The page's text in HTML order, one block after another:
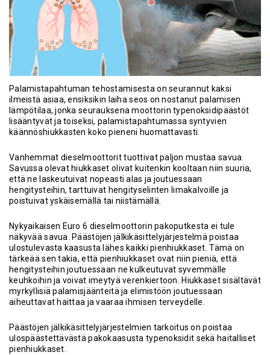
Palamistapahtuman tehostamisesta on seurannut kaksi
ilmeistä asiaa, ensiksikin laiha seos on nostanut palamisen
lämpötilaa, jonka seurauksena moottorin typenoksidipäästöt
lisääntyvät ja toiseksi, palamistapahtumassa syntyvien
käännöshiukkasten koko pieneni huomattavasti.
Vanhemmat dieselmoottorit tuottivat paljon mustaa savua.
Savussa olevat hiukkaset olivat kuitenkin kooltaan niin suuria,
että ne laskeutuivat nopeasti alas ja joutuessaan
hengitysteihin, tarttuivat hengityselinten limakalvoille ja
poistuivat yskäisemällä tai niistämällä.
Nykyaikaisen Euro 6 dieselmoottorin pakoputkesta ei tule
näkyvää savua. Päästöjen jälkikäsittelyjärjestelmä poistaa
ulostulevasta kaasusta lähes kaikki pienhiukkaset. Tämä on
tärkeää sen takia, että pienhiukkaset ovat niin pieniä, että
hengitysteihin joutuessaan ne kulkeutuvat syvemmälle
keuhkoihin ja voivat imeytyä verenkiertoon. Hiukkaset sisältävät
myrkyllisiä palamisjäänteitä ja elimistöön joutuessaan
aiheuttavat haittaa ja vaaraa ihmisen terveydelle.
Päästöjen jälkikäsittelyjärjestelmien tarkoitus on poistaa
ulospäästettävästä pakokaasusta typenoksidit sekä haitalliset
pienhiukkaset.